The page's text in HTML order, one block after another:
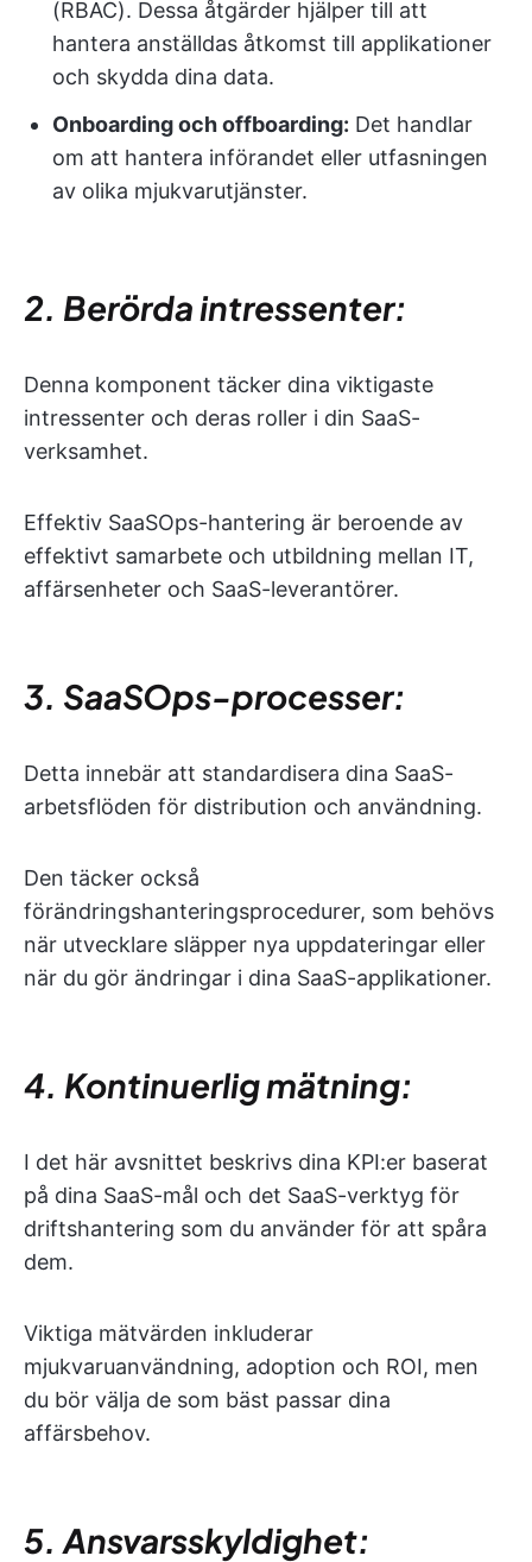
(RBAC). Dessa åtgärder hjälper till att
hantera anställdas åtkomst till applikationer
och skydda dina data.
Onboarding och offboarding: Det handlar
om att hantera införandet eller utfasningen
av olika mjukvarutjänster.
2. Berörda intressenter:
Denna komponent täcker dina viktigaste
intressenter och deras roller i din SaaS-
verksamhet.
Effektiv SaaSOps-hantering är beroende av
effektivt samarbete och utbildning mellan IT,
affärsenheter och SaaS-leverantörer.
3. SaaSOps-processer:
Detta innebär att standardisera dina SaaS-
arbetsflöden för distribution och användning.
Den täcker också
förändringshanteringsprocedurer, som behövs
när utvecklare släpper nya uppdateringar eller
när du gör ändringar i dina SaaS-applikationer.
4. Kontinuerlig mätning:
I det här avsnittet beskrivs dina KPI:er baserat
på dina SaaS-mål och det SaaS-verktyg för
driftshantering som du använder för att spåra
dem.
Viktiga mätvärden inkluderar
mjukvaruanvändning, adoption och ROI, men
du bör välja de som bäst passar dina
affärsbehov.
5. Ansvarsskyldighet: